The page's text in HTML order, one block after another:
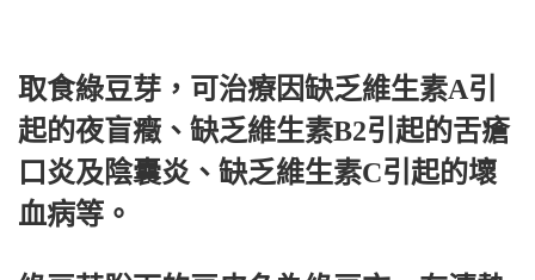
取食綠豆芽，可治療因缺乏維生素A引
起的夜盲癥、缺乏維生素B2引起的舌瘡
口炎及陰囊炎、缺乏維生素C引起的壞
血病等。